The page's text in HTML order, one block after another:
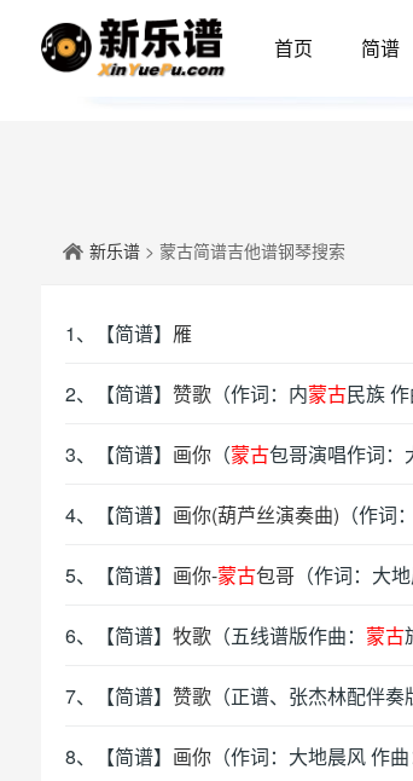
首页 简谱
新乐谱 > 蒙古简谱吉他谱钢琴搜索
1、【简谱】 雁
2、【简谱】 赞歌 （作词：内蒙古民族 作
3、【简谱】 画你 （蒙古包哥演唱作词：
4、【简谱】 画你(葫芦丝演奏曲) （作词
5、【简谱】 画你-蒙古包哥 （作词：大
6、【简谱】 牧歌 （五线谱版作曲： 蒙古
7、【简谱】 赞歌 （正谱、张杰林配伴奏
8、【简谱】 画你 （作词：大地晨风 作曲